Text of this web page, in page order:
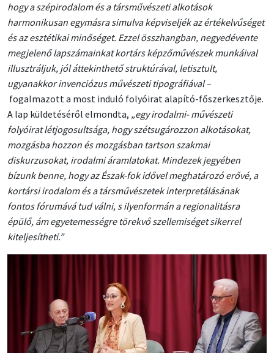
hogy a szépirodalom és a társművészeti alkotások
harmonikusan egymásra simulva képviseljék az értékelvűséget
és az esztétikai minőséget. Ezzel összhangban, negyedévente
megjelenő lapszámainkat kortárs képzőművészek munkáival
illusztráljuk, jól áttekinthető struktúrával, letisztult,
ugyanakkor invenciózus művészeti tipográfiával –
fogalmazott a most induló folyóirat alapító-főszerkesztője.
A lap küldetéséről elmondta, „egyirodalmi- művészeti
folyóirat létjogosultsága, hogy szétsugározzon alkotásokat,
mozgásba hozzon és mozgásban tartson szakmai
diskurzusokat, irodalmi áramlatokat. Mindezek jegyében
bízunk benne, hogy az Észak-fok idővel meghatározó erővé, a
kortársi irodalom és a társművészetek interpretálásának
fontos fórumává tud válni, s ilyenformán a regionalitásra
épülő, ám egyetemességre törekvő szellemiséget sikerrel
kiteljesítheti.”